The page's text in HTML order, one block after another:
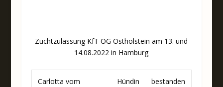
Zuchtzulassung KfT OG Ostholstein am 13. und
14.08.2022 in Hamburg
Carlotta vom
Hündin bestanden